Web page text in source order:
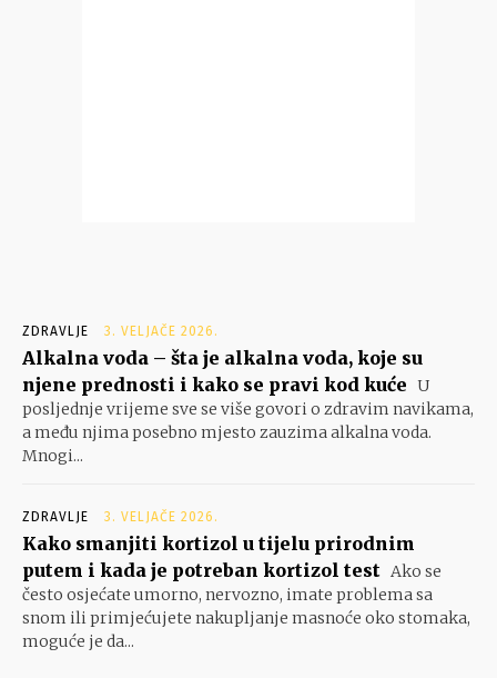
ZDRAVLJE 3. VELJAČE 2026.
Alkalna voda – šta je alkalna voda, koje su
njene prednosti i kako se pravi kod kuće U
posljednje vrijeme sve se više govori o zdravim navikama,
a među njima posebno mjesto zauzima alkalna voda.
Mnogi...
ZDRAVLJE 3. VELJAČE 2026.
Kako smanjiti kortizol u tijelu prirodnim
putem i kada je potreban kortizol test Ako se
često osjećate umorno, nervozno, imate problema sa
snom ili primjećujete nakupljanje masnoće oko stomaka,
moguće je da...